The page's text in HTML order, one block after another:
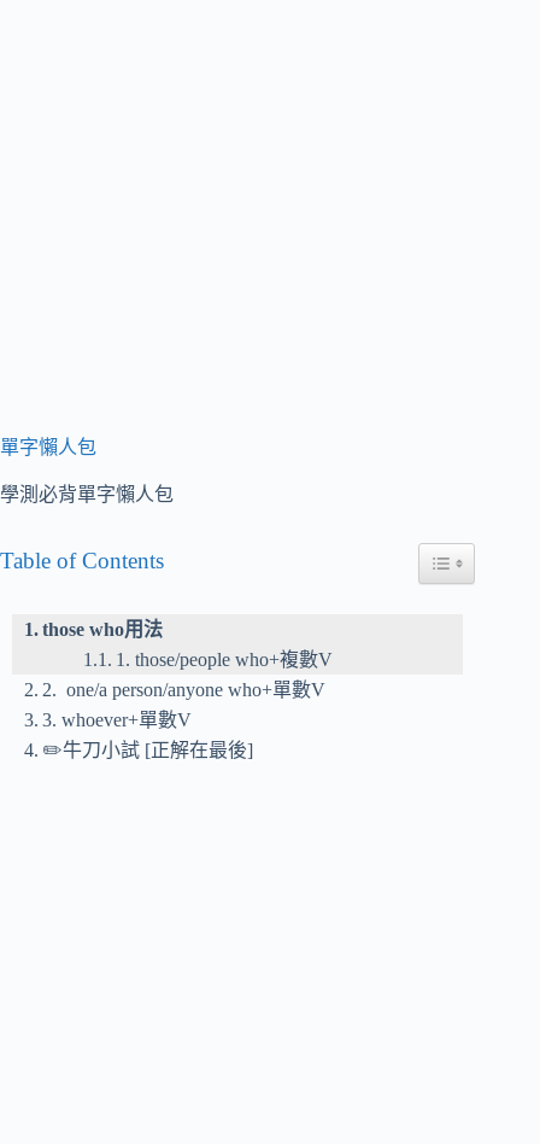
單字懶人包
學測必背單字懶人包
Table of Contents Toggle Table of
those who用法
1. those/people who+複數V
2. one/a person/anyone who+單數V
3. whoever+單數V
✏️牛刀小試 [正解在最後]